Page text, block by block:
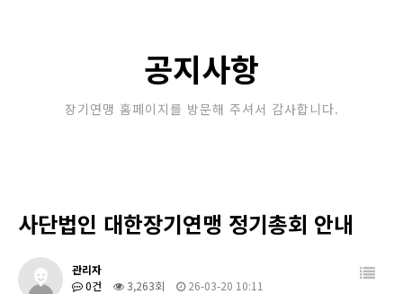
포토갤러리
공지사항
장기연맹 홈페이지를 방문해 주셔서 감사합니다.
사단법인 대한장기연맹 정기총회 안내
관리자
0건
3,263회 26-03-20 10:11